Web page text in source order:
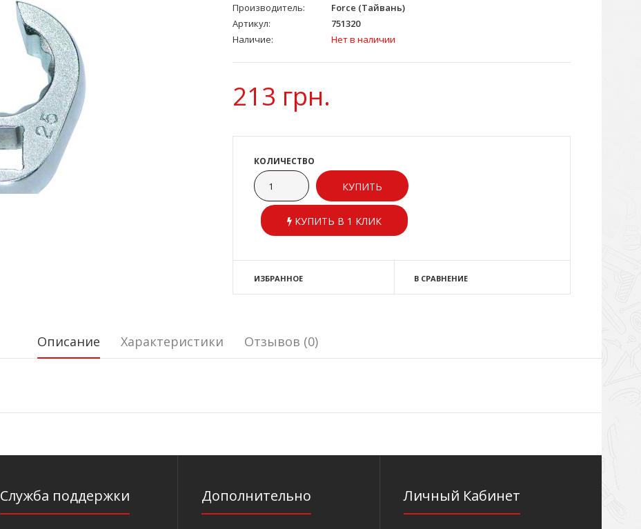
Производитель:
Force (Тайвань)
Артикул:
751320
Наличие:
Нет в наличии
213 грн.
КОЛИЧЕСТВО
КУПИТЬ В 1 КЛИК
ИЗБРАННОЕ В СРАВНЕНИЕ
Описание Характеристики Отзывов (0)
Служба поддержки Дополнительно Личный Кабинет